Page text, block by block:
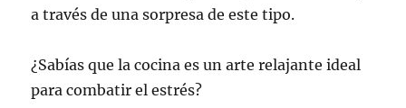
a través de una sorpresa de este tipo.
¿Sabías que la cocina es un arte relajante ideal
para combatir el estrés?